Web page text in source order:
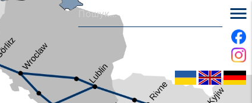
menu